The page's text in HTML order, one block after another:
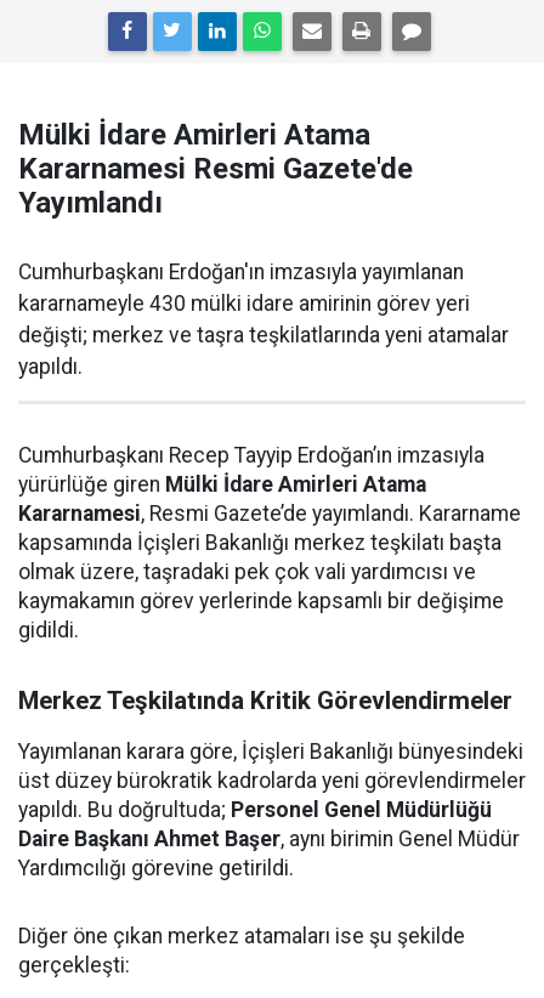
Mülki İdare Amirleri Atama
Kararnamesi Resmi Gazete'de
Yayımlandı
Cumhurbaşkanı Erdoğan'ın imzasıyla yayımlanan
kararnameyle 430 mülki idare amirinin görev yeri
değişti; merkez ve taşra teşkilatlarında yeni atamalar
yapıldı.
Cumhurbaşkanı Recep Tayyip Erdoğan’ın imzasıyla
yürürlüğe giren Mülki İdare Amirleri Atama
Kararnamesi, Resmi Gazete’de yayımlandı. Kararname
kapsamında İçişleri Bakanlığı merkez teşkilatı başta
olmak üzere, taşradaki pek çok vali yardımcısı ve
kaymakamın görev yerlerinde kapsamlı bir değişime
gidildi.
Merkez Teşkilatında Kritik Görevlendirmeler
Yayımlanan karara göre, İçişleri Bakanlığı bünyesindeki
üst düzey bürokratik kadrolarda yeni görevlendirmeler
yapıldı. Bu doğrultuda; Personel Genel Müdürlüğü
Daire Başkanı Ahmet Başer, aynı birimin Genel Müdür
Yardımcılığı görevine getirildi.
Diğer öne çıkan merkez atamaları ise şu şekilde
gerçekleşti: